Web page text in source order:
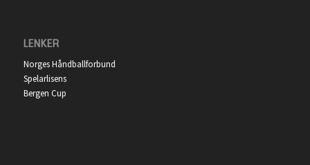
LENKER
Norges Håndballforbund
Spelarlisens
Bergen Cup